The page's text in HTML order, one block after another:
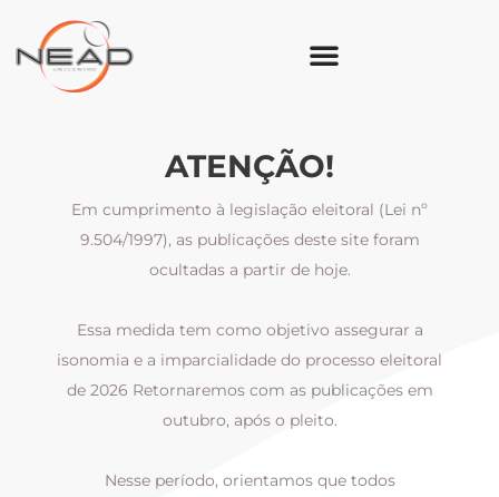
ATENÇÃO!
Em cumprimento à legislação eleitoral (Lei nº
9.504/1997), as publicações deste site foram
ocultadas a partir de hoje.
Essa medida tem como objetivo assegurar a
isonomia e a imparcialidade do processo eleitoral
de 2026 Retornaremos com as publicações em
outubro, após o pleito.
Nesse período, orientamos que todos